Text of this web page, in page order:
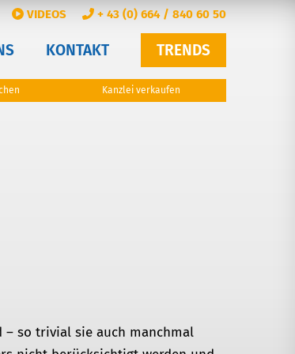
VIDEOS + 43 (0) 664 / 840 60 50
Kanzlei verkaufen
KONTAKT TRENDS
– so trivial sie auch manchmal